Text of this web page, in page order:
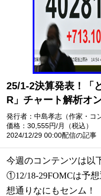
25/1-2決算発表！「
R」チャート解析オ
発行者：中島孝志（作家・コ
価格：30,555円/月（税込）
2024/12/29 00:00配信の記事
今週のコンテンツは以
①12/18-29FOMCは予
想通りなにもセンム！